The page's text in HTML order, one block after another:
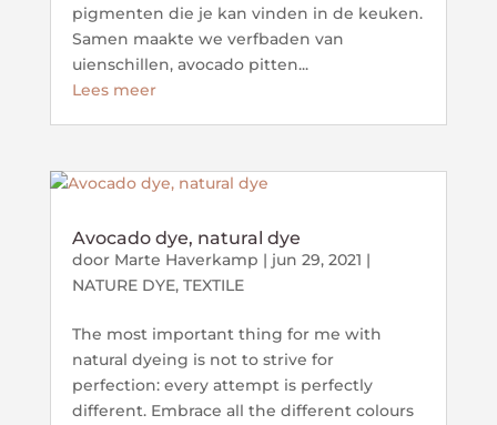
pigmenten die je kan vinden in de keuken.
Samen maakte we verfbaden van
uienschillen, avocado pitten...
Lees meer
Avocado dye, natural dye
door Marte Haverkamp | jun 29, 2021 |
NATURE DYE, TEXTILE
The most important thing for me with
natural dyeing is not to strive for
perfection: every attempt is perfectly
different. Embrace all the different colours